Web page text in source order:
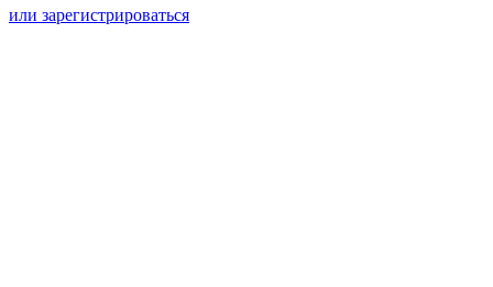
или зарегистрироваться